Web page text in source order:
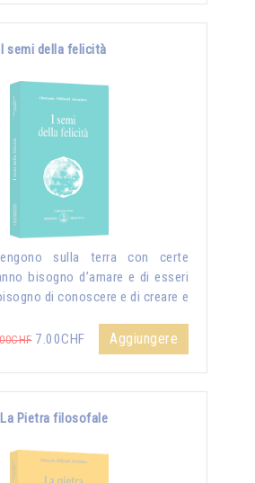
I semi della felicità
sulla terra con certe
bisogno d’amare e di esseri
di conoscere e di creare e
7.00CHF Aggiungere
La Pietra filosofale